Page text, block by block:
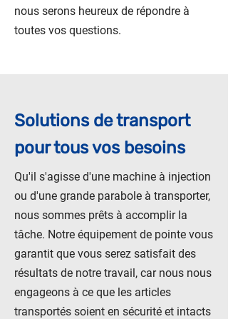
nous serons heureux de répondre à
toutes vos questions.
Solutions de transport
pour tous vos besoins
Qu'il s'agisse d'une machine à injection
ou d'une grande parabole à transporter,
nous sommes prêts à accomplir la
tâche. Notre équipement de pointe vous
garantit que vous serez satisfait des
résultats de notre travail, car nous nous
engageons à ce que les articles
transportés soient en sécurité et intacts